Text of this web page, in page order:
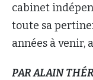
cabinet
toute sa
années à venir,
PAR ALAIN